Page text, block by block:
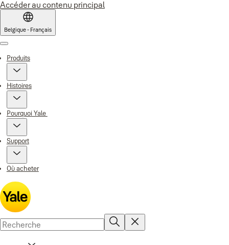
Accéder au contenu principal
Belgique - Français
Menu
Produits
Histoires
Pourquoi Yale
Support
Où acheter